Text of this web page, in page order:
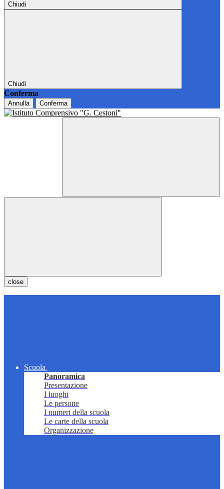
Chiudi
Chiudi
Conferma
Annulla Conferma
close
Scuola
Panoramica
Presentazione
I luoghi
Le persone
I numeri della scuola
Le carte della scuola
Organizzazione